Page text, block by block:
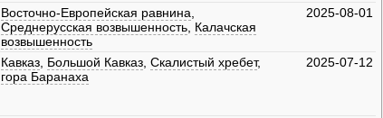
Восточно-Европейская равнина
Среднерусская возвышенность Калачская
возвышенность
2025-08-01
Кавказ Большой Кавказ Скалистый хребет,
гора Баранаха
2025-07-12